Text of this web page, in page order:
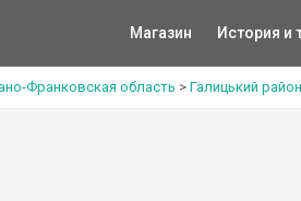
Магазин История и
Франковская область > Галицький район